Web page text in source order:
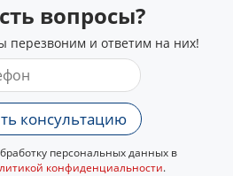
вопросы?
перезвоним и ответим на них!
консультацию
персональных данных в
конфиденциальности.